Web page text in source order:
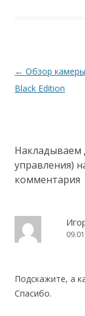
Навигация
по
← Обзор
Black Edition
Накладываем
управления)
комментария
Подскажите, а
Спасибо.